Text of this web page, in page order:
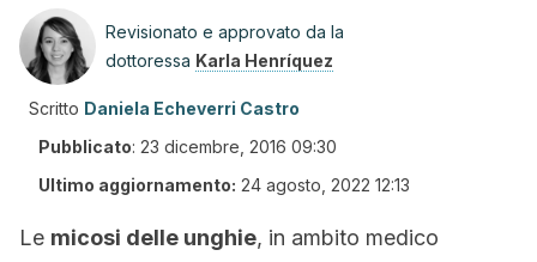
Revisionato e approvato da la
dottoressa Karla Henríquez
Scritto Daniela Echeverri Castro
Pubblicato: 23 dicembre, 2016 09:30
Ultimo aggiornamento: 24 agosto, 2022 12:13
Le micosi delle unghie, in ambito medico